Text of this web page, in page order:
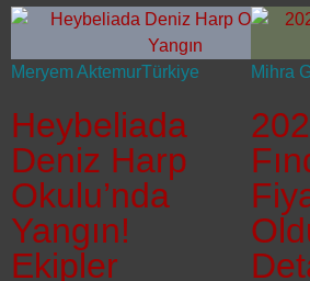
Meryem AktemurTürkiye
Heybeliada
Deniz Harp
Okulu’nda
Yangın!
Ekipler
Mihra